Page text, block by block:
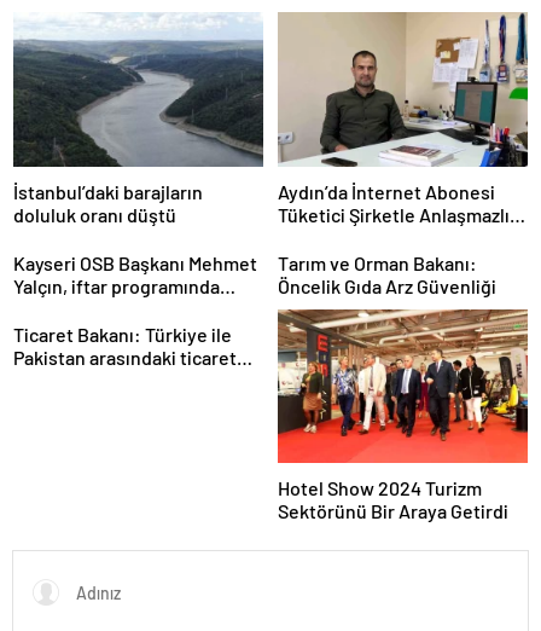
İstanbul’daki barajların
doluluk oranı düştü
Aydın’da İnternet Abonesi
Tüketici Şirketle Anlaşmazlık
Kayseri OSB Başkanı Mehmet
Yalçın, iftar programında
Tarım ve Orman Bakanı:
Öncelik Gıda Arz Güvenliği
Ticaret Bakanı: Türkiye ile
Pakistan arasındaki ticaret
Hotel Show 2024 Turizm
Sektörünü Bir Araya Getirdi